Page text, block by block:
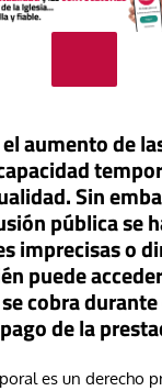
aumento de
Sin
pública se
imprecisas o
puede
cobra
de la
es un derecho